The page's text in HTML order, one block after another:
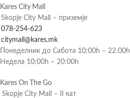
Kares City Mall
Skopje City Mall – приземје
078-254-623
citymall@kares.mk
Понеделник до Сабота 10:00h – 22:00h
Недела 10:00h – 20:00h
Kares On The Go
Skopje City Mall – II кат